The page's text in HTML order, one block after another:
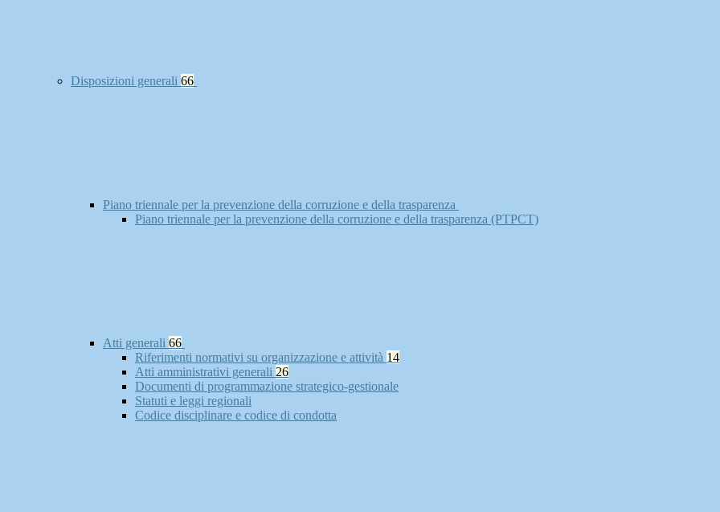
Disposizioni generali 66
Piano triennale per la prevenzione della corruzione e della trasparenza
Piano triennale per la prevenzione della corruzione e della trasparenza (PTPCT)
Atti generali 66
Riferimenti normativi su organizzazione e attività 14
Atti amministrativi generali 26
Documenti di programmazione strategico-gestionale
Statuti e leggi regionali
Codice disciplinare e codice di condotta